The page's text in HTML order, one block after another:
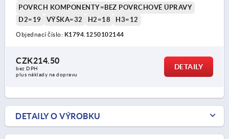
POVRCH KOMPONENTY=BEZ POVRCHOVÉ ÚPRAVY
D2=19
VÝŠKA=32 H2=18 H3=12
Objednací číslo: K1794.1250102144
CZK214.50
bez DPH
plus náklady na dopravu
DETAILY
DETAILY O VÝROBKU